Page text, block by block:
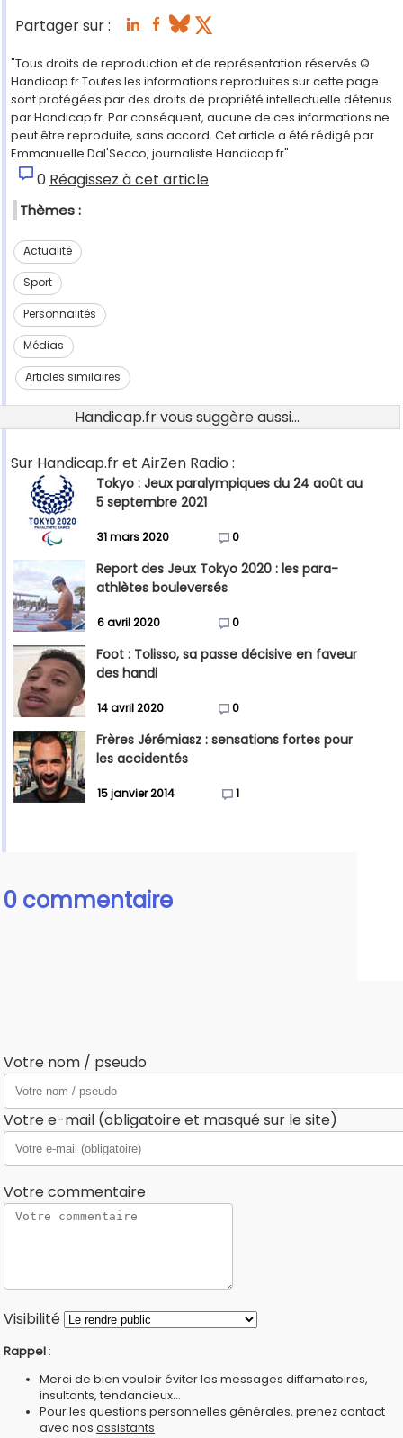
Partager sur :
"Tous droits de reproduction et de représentation réservés.©
Handicap.fr.Toutes les informations reproduites sur cette page
sont protégées par des droits de propriété intellectuelle détenus
par Handicap.fr. Par conséquent, aucune de ces informations ne
peut être reproduite, sans accord. Cet article a été rédigé par
Emmanuelle Dal'Secco, journaliste Handicap.fr"
0 Réagissez à cet article
Thèmes :
Actualité
Sport
Personnalités
Médias
Articles similaires
Handicap.fr vous suggère aussi...
Sur Handicap.fr et AirZen Radio :
Tokyo : Jeux paralympiques du 24 août au
5 septembre 2021
31 mars 2020 0
Report des Jeux Tokyo 2020 : les para-
athlètes bouleversés
6 avril 2020 0
Foot : Tolisso, sa passe décisive en faveur
des handi
14 avril 2020 0
Frères Jérémiasz : sensations fortes pour
les accidentés
15 janvier 2014 1
0 commentaire
Votre nom / pseudo
Votre e-mail (obligatoire et masqué sur le site)
Votre commentaire
Visibilité
Rappel :
Merci de bien vouloir éviter les messages diffamatoires,
insultants, tendancieux...
Pour les questions personnelles générales, prenez contact
avec nos assistants